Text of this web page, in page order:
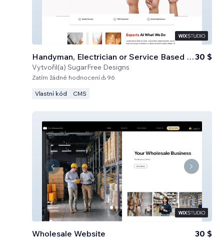
Handyman, Electrician or Service Based Business
Vytvořil(a) SugarFree Designs
30 $
Zatím žádné hodnocení 96
Vlastní kód CMS
Wholesale Website 30 $